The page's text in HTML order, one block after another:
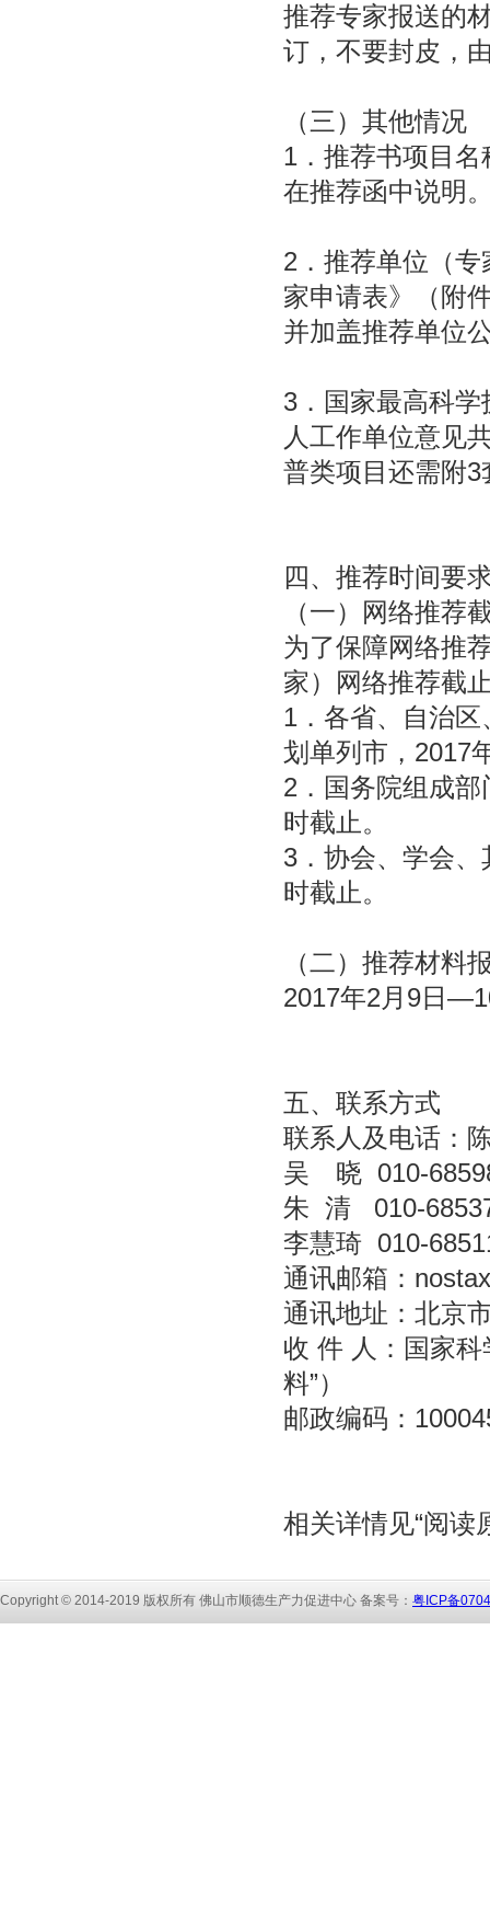
推荐专家报送的
订，不要封皮，
（三）其他情况
1．推荐书项目
在推荐函中说明
2．推荐单位（
家申请表》（附
并加盖推荐单位
3．国家最高科
人工作单位意见
普类项目还需附
四、推荐时间要
（一）网络推荐
为了保障网络推
家）网络推荐截
1．各省、自治
划单列市，2017
2．国务院组成
时截止。
3．协会、学会
时截止。
（二）推荐材料
2017年2月9日
五、联系方式
联系人及电话：
吴 晓 010-
朱 清 010-
李慧琦 010-
通讯邮箱：
通讯地址：北京
收 件 人：国家
料”）
邮政编码：
相关详情见“阅读
Copyright © 2014-2019 版权所有 佛山市顺德生产力促进中心 备案号： 粤ICP备